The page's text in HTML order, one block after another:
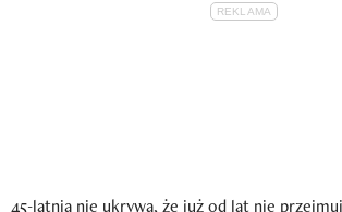
45-latnia nie ukrywa, że już od lat nie